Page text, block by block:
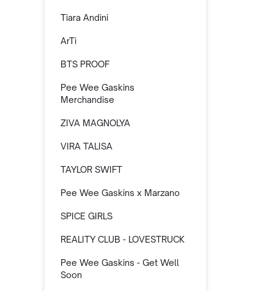
Tiara Andini
ArTi
BTS PROOF
Pee Wee Gaskins
Merchandise
ZIVA MAGNOLYA
VIRA TALISA
TAYLOR SWIFT
Pee Wee Gaskins x Marzano
SPICE GIRLS
REALITY CLUB - LOVESTRUCK
Pee Wee Gaskins - Get Well
Soon